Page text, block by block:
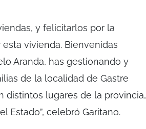
y felicitarlos por la
vivienda. Bienvenidas
Aranda, has gestionando y
de la localidad de Gastre
lugares de la provincia,
Estado”, celebró Garitano.